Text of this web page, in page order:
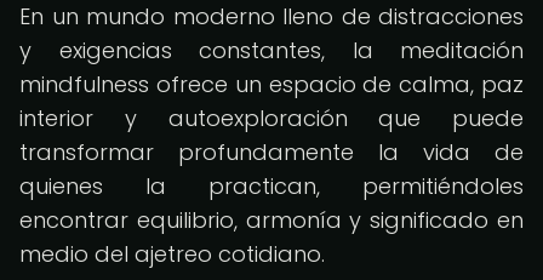
En un mundo moderno lleno de distracciones
y exigencias constantes, la meditación
mindfulness ofrece un espacio de calma, paz
interior y autoexploración que puede
transformar profundamente la vida de
quienes la practican, permitiéndoles
encontrar equilibrio, armonía y significado en
medio del ajetreo cotidiano.